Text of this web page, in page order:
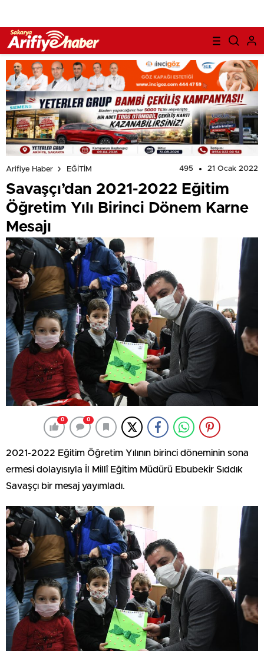
Arifiye Haber EĞİTİM 495 21 Ocak 2022
Savaşçı’dan 2021-2022 Eğitim
Öğretim Yılı Birinci Dönem Karne
Mesajı
0 0
2021-2022 Eğitim Öğretim Yılının birinci döneminin sona
ermesi dolayısıyla İl Millî Eğitim Müdürü Ebubekir Sıddık
Savaşçı bir mesaj yayımladı.